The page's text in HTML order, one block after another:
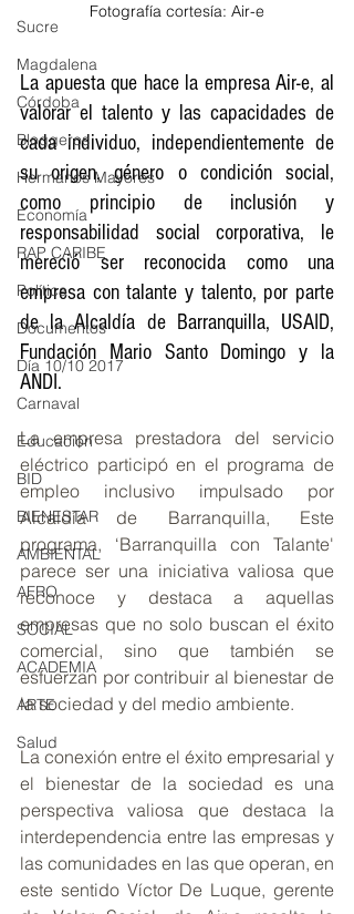
Sucre
Magdalena
Córdoba
Bloggeros
Hermanos Mayores
Economía
RAP CARIBE
Política
Documentos
Día 10/10 2017
Carnaval
Educación
BID
BIENESTAR
AMBIENTAL
AFRO
SOCIAL
ACADEMIA
ARTE
Salud
Fotografía cortesía: Air-e
La apuesta que hace la empresa Air-e, al
valorar el talento y las capacidades de
cada individuo, independientemente de
su origen, género o condición social,
como principio de inclusión y
responsabilidad social corporativa, le
mereció ser reconocida como una
empresa con talante y talento, por parte
de la Alcaldía de Barranquilla, USAID,
Fundación Mario Santo Domingo y la
ANDI.
La empresa prestadora del servicio
eléctrico participó en el programa de
empleo inclusivo impulsado por
Alcaldía de Barranquilla, Este
programa, ‘Barranquilla con Talante'
parece ser una iniciativa valiosa que
reconoce y destaca a aquellas
empresas que no solo buscan el éxito
comercial, sino que también se
esfuerzan por contribuir al bienestar de
la sociedad y del medio ambiente.
La conexión entre el éxito empresarial y
el bienestar de la sociedad es una
perspectiva valiosa que destaca la
interdependencia entre las empresas y
las comunidades en las que operan, en
este sentido Víctor De Luque, gerente